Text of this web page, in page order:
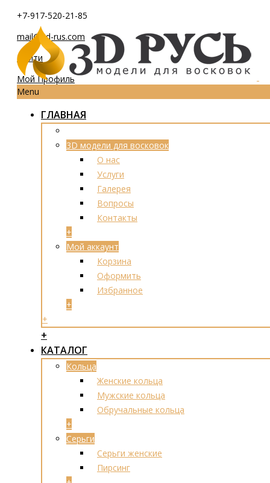
+7-917-520-21-85
mail@3d-rus.com
Войти
Мой Профиль
Menu
ГЛАВНАЯ
3D модели для восковок
О нас
Услуги
Галерея
Вопросы
Контакты
+
Мой аккаунт
Корзина
Оформить
Избранное
+
+
+
КАТАЛОГ
Кольца
Женские кольца
Мужские кольца
Обручальные кольца
+
Серьги
Серьги женские
Пирсинг